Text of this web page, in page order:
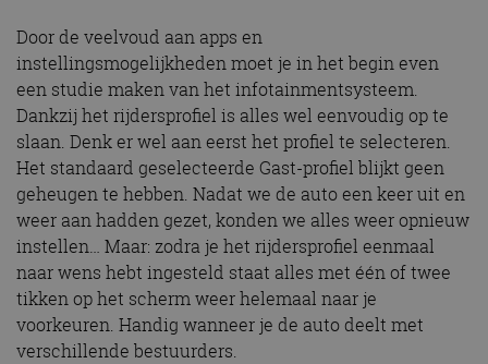
Door de veelvoud aan apps en
instellingsmogelijkheden moet je in het begin even
een studie maken van het infotainmentsysteem.
Dankzij het rijdersprofiel is alles wel eenvoudig op te
slaan. Denk er wel aan eerst het profiel te selecteren.
Het standaard geselecteerde Gast-profiel blijkt geen
geheugen te hebben. Nadat we de auto een keer uit en
weer aan hadden gezet, konden we alles weer opnieuw
instellen… Maar: zodra je het rijdersprofiel eenmaal
naar wens hebt ingesteld staat alles met één of twee
tikken op het scherm weer helemaal naar je
voorkeuren. Handig wanneer je de auto deelt met
verschillende bestuurders.